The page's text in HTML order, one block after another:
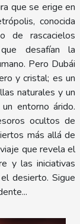
que se erige en
conocida
de rascacielos
desafían la
Pero Dubái
y cristal; es un
naturales y un
entorno árido.
ocultos de
más allá de
que revela el
y las iniciativas
desierto. Sigue